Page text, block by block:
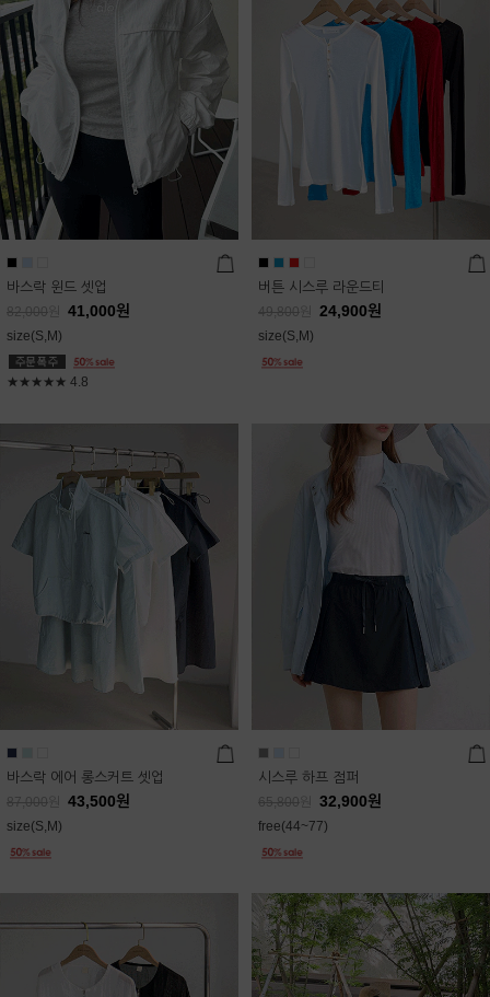
바스락 윈드 셋업
82,000 41,000원
size(S,M)
★★★★★ 4.8
버튼 시스루 라운드티
49,800 24,900원
size(S,M)
바스락 에어 롱스커트 셋업
87,000 43,500원
size(S,M)
시스루 하프 점퍼
65,800 32,900원
free(44~77)